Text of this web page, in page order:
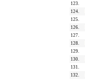
123.
124.
125.
126.
127.
128.
129.
130.
131.
132.